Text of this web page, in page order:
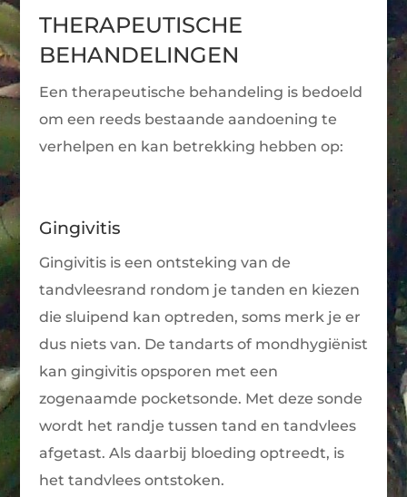
THERAPEUTISCHE
BEHANDELINGEN
Een therapeutische behandeling is bedoeld
om een reeds bestaande aandoening te
verhelpen en kan betrekking hebben op:
Gingivitis
Gingivitis is een ontsteking van de
tandvleesrand rondom je tanden en kiezen
die sluipend kan optreden, soms merk je er
dus niets van. De tandarts of mondhygiënist
kan gingivitis opsporen met een
zogenaamde pocketsonde. Met deze sonde
wordt het randje tussen tand en tandvlees
afgetast. Als daarbij bloeding optreedt, is
het tandvlees ontstoken.